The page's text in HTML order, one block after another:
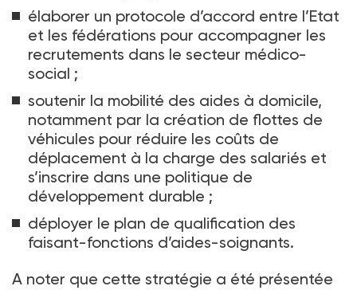
élaborer un protocole d’accord entre l’Etat
et les fédérations pour accompagner les
recrutements dans le secteur médico-
social ;
soutenir la mobilité des aides à domicile,
notamment par la création de flottes de
véhicules pour réduire les coûts de
déplacement à la charge des salariés et
s’inscrire dans une politique de
développement durable ;
déployer le plan de qualification des
faisant-fonctions d’aides-soignants.
A noter que cette stratégie a été présentée